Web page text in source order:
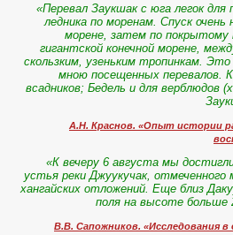
«Перевал Заукшак с юга легок для
ледника по моренам. Спуск очень
морене, затем по
гигантской конечной морене,
скользким, узеньким тропинкам.
мною посещенных перевалов.
всадников; Бедель и для верблюдов
А.Н. Краснов. «Опыт истории
«К вечеру 6 августа мы
устья реки Джуукучак,
хангайских отложений. Еще близ
поля на высоте больше
В.В. Сапожников. «Исследования в